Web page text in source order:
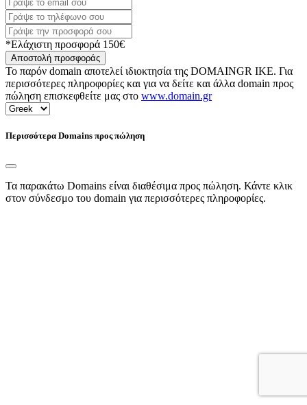
*Ελάχιστη προσφορά 150€
Αποστολή προσφοράς
Το παρόν domain αποτελεί ιδιοκτησία της DOMAINGR ΙΚΕ. Για
περισσότερες πληροφορίες και για να δείτε και άλλα domain προς
πώληση επισκεφθείτε μας στο www.domain.gr
Περισσότερα Domains προς πώληση
Τα παρακάτω Domains είναι διαθέσιμα προς πώληση. Κάντε κλικ
στον σύνδεσμο του domain για περισσότερες πληροφορίες.